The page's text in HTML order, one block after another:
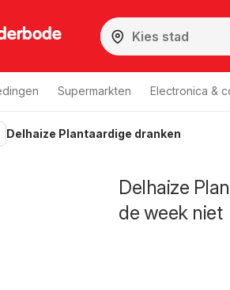
Supermarkten Electronica &
Delhaize Plantaardige dranken
Delhaize
de week niet